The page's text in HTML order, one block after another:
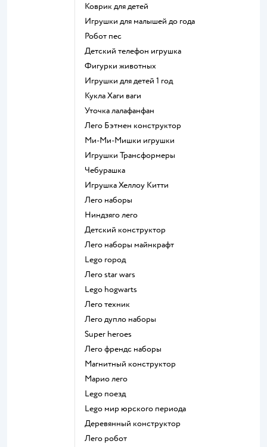
Коврик для детей
Игрушки для малышей до года
Робот пес
Детский телефон игрушка
Фигурки животных
Игрушки для детей 1 год
Кукла Хаги ваги
Уточка лалафанфан
Лего Бэтмен конструктор
Ми-Ми-Мишки игрушки
Игрушки Трансформеры
Чебурашка
Игрушка Хеллоу Китти
Лего наборы
Ниндзяго лего
Детский конструктор
Лего наборы майнкрафт
Lego город
Лего star wars
Lego hogwarts
Лего техник
Лего дупло наборы
Super heroes
Лего френдс наборы
Магнитный конструктор
Марио лего
Lego поезд
Lego мир юрского периода
Деревянный конструктор
Лего робот